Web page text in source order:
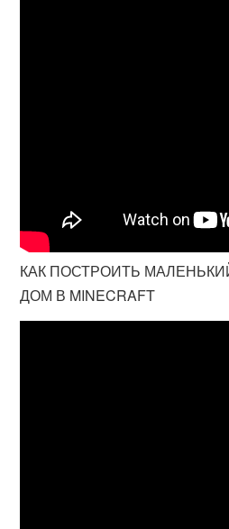
КАК ПОСТРОИТЬ
ДОМ В MINECRAFT